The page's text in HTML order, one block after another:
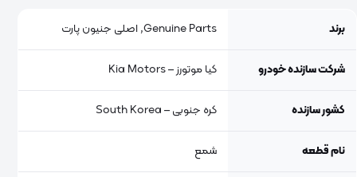
برند Genuine Parts, اصلی جنیون پارت
شرکت سازنده خودرو کیا موتورز – Kia Motors
کشور سازنده کره جنوبی – South Korea
نام قطعه شمع